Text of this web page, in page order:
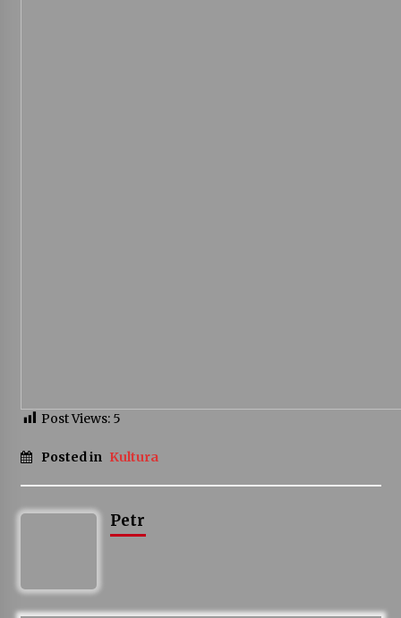
Post Views: 5
Posted in Kultura
Petr